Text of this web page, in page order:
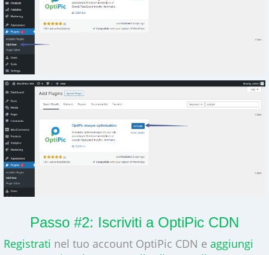
Passo #2: Iscriviti a OptiPic CDN
Registrati nel tuo account OptiPic CDN e aggiungi